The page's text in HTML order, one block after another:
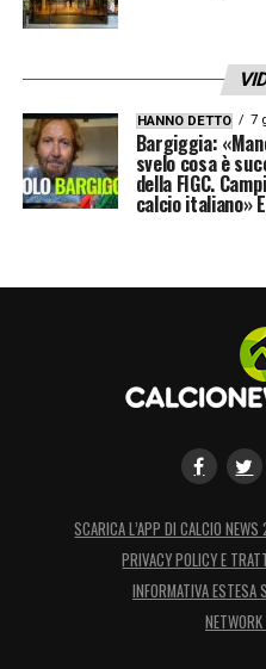
HANNO DETTO 7
Bargiggia:
svelo cosa è
della FIGC.
calcio italiano»
SCARICA L’APP DI CALCIO
PRIVACY POLICY E
INFORMATIVA ESTESA